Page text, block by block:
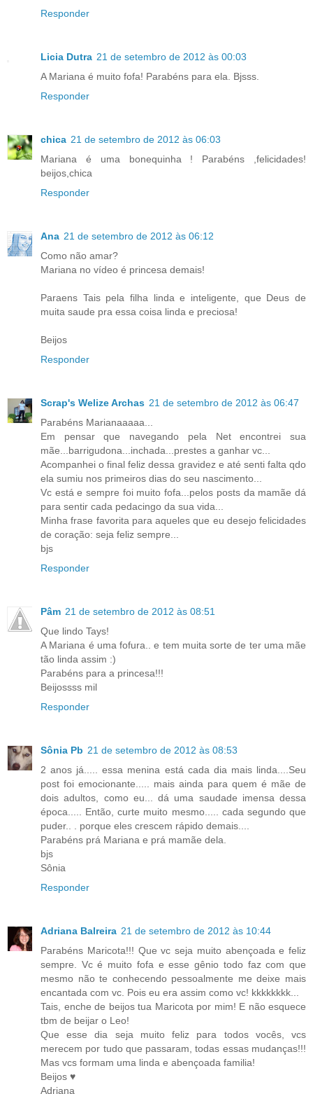
Responder
Licia Dutra 21 de setembro de 2012 às 00:03
A Mariana é muito fofa! Parabéns para ela. Bjsss.
Responder
chica 21 de setembro de 2012 às 06:03
Mariana é uma bonequinha ! Parabéns ,felicidades!
beijos,chica
Responder
Ana 21 de setembro de 2012 às 06:12
Como não amar?
Mariana no vídeo é princesa demais!
Paraens Tais pela filha linda e inteligente, que Deus de
muita saude pra essa coisa linda e preciosa!
Beijos
Responder
Scrap's Welize Archas 21 de setembro de 2012 às 06:47
Parabéns Marianaaaaa...
Em pensar que navegando pela Net encontrei sua
mãe...barrigudona...inchada...prestes a ganhar vc...
Acompanhei o final feliz dessa gravidez e até senti falta qdo
ela sumiu nos primeiros dias do seu nascimento...
Vc está e sempre foi muito fofa...pelos posts da mamãe dá
para sentir cada pedacingo da sua vida...
Minha frase favorita para aqueles que eu desejo felicidades
de coração: seja feliz sempre...
bjs
Responder
Pâm 21 de setembro de 2012 às 08:51
Que lindo Tays!
A Mariana é uma fofura.. e tem muita sorte de ter uma mãe
tão linda assim :)
Parabéns para a princesa!!!
Beijossss mil
Responder
Sônia Pb 21 de setembro de 2012 às 08:53
2 anos já..... essa menina está cada dia mais linda....Seu
post foi emocionante..... mais ainda para quem é mãe de
dois adultos, como eu... dá uma saudade imensa dessa
época..... Então, curte muito mesmo..... cada segundo que
puder.. . porque eles crescem rápido demais....
Parabéns prá Mariana e prá mamãe dela.
bjs
Sônia
Responder
Adriana Balreira 21 de setembro de 2012 às 10:44
Parabéns Maricota!!! Que vc seja muito abençoada e feliz
sempre. Vc é muito fofa e esse gênio todo faz com que
mesmo não te conhecendo pessoalmente me deixe mais
encantada com vc. Pois eu era assim como vc! kkkkkkkk...
Tais, enche de beijos tua Maricota por mim! E não esquece
tbm de beijar o Leo!
Que esse dia seja muito feliz para todos vocês, vcs
merecem por tudo que passaram, todas essas mudanças!!!
Mas vcs formam uma linda e abençoada familia!
Beijos ♥
Adriana